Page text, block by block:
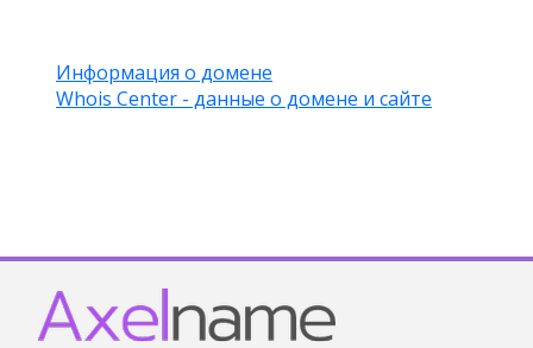
Информация о домене
Whois Center - данные о домене и сайте